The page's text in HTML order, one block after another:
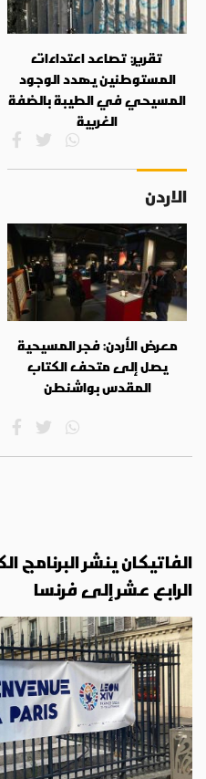
تقرير: تصاعد اعتداءات
المستوطنين يهدد الوجود
المسيحي في الطيبة بالضفة
الغربية
الاردن
معرض الأردن: فجر المسيحية
يصل إلى متحف الكتاب
المقدس بواشنطن
الفاتيكان ينشر البرنامج
الرابع عشر إلى فرنسا